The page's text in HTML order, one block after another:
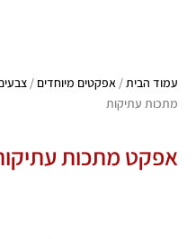
עמוד הבית/ אפקטים מיוחדים /
מתכות עתיקות
אפקט מתכות